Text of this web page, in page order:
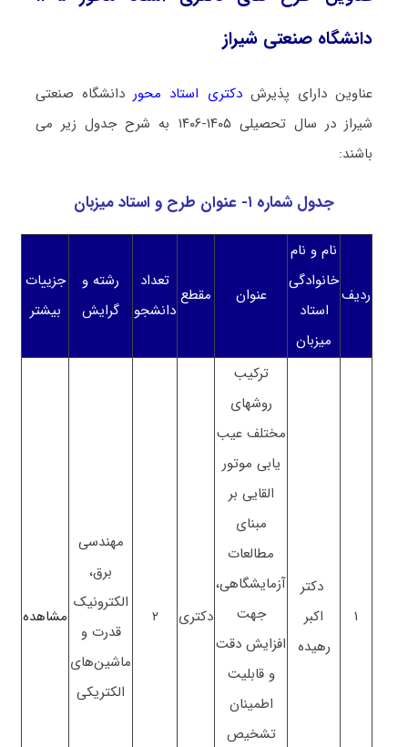
دانشگاه صنعتی شیراز
عناوین دارای پذیرشدکتری استاد محور دانشگاه صنعتی
شیراز در سال تحصیلی ۱۴۰۵-۱۴۰۶ به شرح جدول زیر می
باشند:
جدول شماره ۱- عنوان طرح و استاد میزبان
ردیف
نام و نام
خانوادگی
استاد
میزبان
عنوان مقطع
تعداد
دانشجو
رشته و
گرایش
جزییات
بیشتر
۱
دکتر
اکبر
رهیده
ترکیب
روشهای
مختلف عیب
یابی موتور
القایی بر
مبنای
مطالعات
آزمایشگاهی،
جهت
افزایش دقت
و قابلیت
اطمینان
تشخیص
دکتری ۲
مهندسی
برق،
الکترونیک
قدرت و
ماشین‌های
الکتریکی
مشاهده